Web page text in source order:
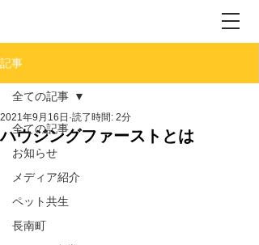
記事
全ての記事
お知らせ
メディア紹介
ペット共生
長南町
全ての記事
ハウジングファーストとは
2021年9月16日 読了時間: 2分